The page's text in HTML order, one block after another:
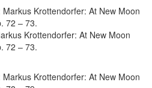
Krottendorfer: At New Moon
72 – 73.